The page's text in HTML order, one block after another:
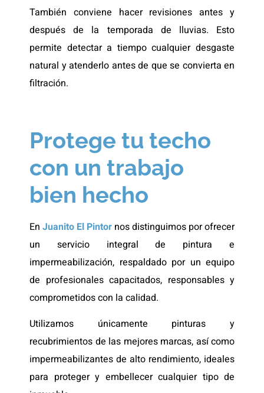
También conviene hacer revisiones antes y
después de la temporada de lluvias. Esto
permite detectar a tiempo cualquier desgaste
natural y atenderlo antes de que se convierta en
filtración.
Protege tu techo
con un trabajo
bien hecho
En Juanito El Pintor nos distinguimos por ofrecer
un servicio integral de pintura e
impermeabilización, respaldado por un equipo
de profesionales capacitados, responsables y
comprometidos con la calidad.
Utilizamos únicamente pinturas y
recubrimientos de las mejores marcas, así como
impermeabilizantes de alto rendimiento, ideales
para proteger y embellecer cualquier tipo de